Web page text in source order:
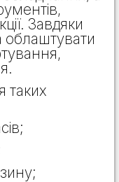
Завдяки
облаштувати
таких